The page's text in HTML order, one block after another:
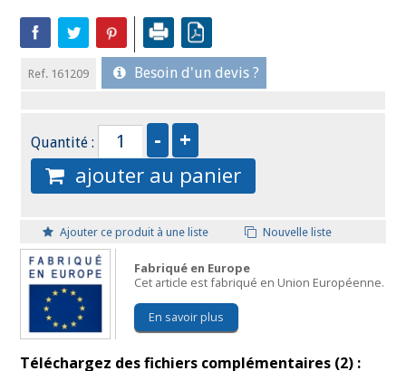
Ref. 161209 Besoin d'un devis ?
Quantité :
ajouter au panier
Ajouter ce produit à une liste Nouvelle liste
Fabriqué en Europe
Cet article est fabriqué en Union Européenne.
En savoir plus
Téléchargez des fichiers complémentaires (2) :